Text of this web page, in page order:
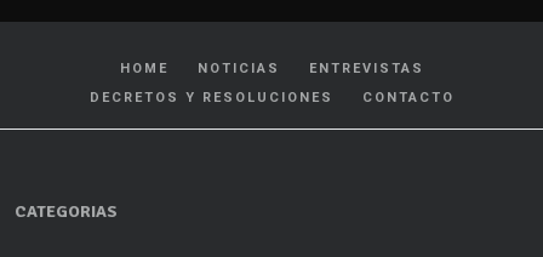
HOME NOTICIAS
ENTREVISTAS
DECRETOS Y RESOLUCIONES
CONTACTO
CATEGORIAS